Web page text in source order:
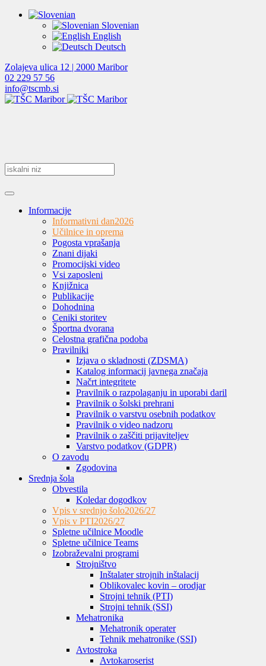
Slovenian
English
Deutsch
Zolajeva ulica 12 | 2000 Maribor
02 229 57 56
info@tscmb.si
Informacije
Informativni dan2026
Učilnice in oprema
Pogosta vprašanja
Znani dijaki
Promocijski video
Vsi zaposleni
Knjižnica
Publikacije
Dohodnina
Ceniki storitev
Športna dvorana
Celostna grafična podoba
Pravilniki
Izjava o skladnosti (ZDSMA)
Katalog informacij javnega značaja
Načrt integritete
Pravilnik o razpolaganju in uporabi daril
Pravilnik o šolski prehrani
Pravilnik o varstvu osebnih podatkov
Pravilnik o video nadzoru
Pravilnik o zaščiti prijaviteljev
Varstvo podatkov (GDPR)
O zavodu
Zgodovina
Srednja šola
Obvestila
Koledar dogodkov
Vpis v srednjo šolo2026/27
Vpis v PTI2026/27
Spletne učilnice Moodle
Spletne učilnice Teams
Izobraževalni programi
Strojništvo
Inštalater strojnih inštalacij
Oblikovalec kovin – orodjar
Strojni tehnik (PTI)
Strojni tehnik (SSI)
Mehatronika
Mehatronik operater
Tehnik mehatronike (SSI)
Avtostroka
Avtokaroserist